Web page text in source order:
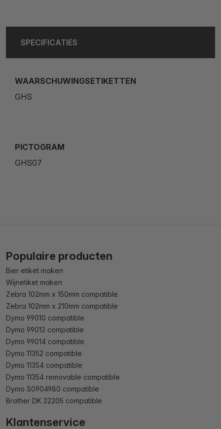
SPECIFICATIES
WAARSCHUWINGSETIKETTEN
GHS
PICTOGRAM
GHS07
Populaire producten
Bier etiket maken
Wijnetiket maken
Zebra 102mm x 150mm compatible
Zebra 102mm x 210mm compatible
Dymo 99010 compatible
Dymo 99012 compatible
Dymo 99014 compatible
Dymo 11352 compatible
Dymo 11354 compatible
Dymo 11354 removable compatible
Dymo S0904980 compatible
Brother DK 22205 compatible
Klantenservice